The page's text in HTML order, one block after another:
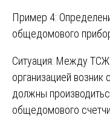
Пример 4:
общедомового
Ситуация: Между
организацией
должны
общедомового